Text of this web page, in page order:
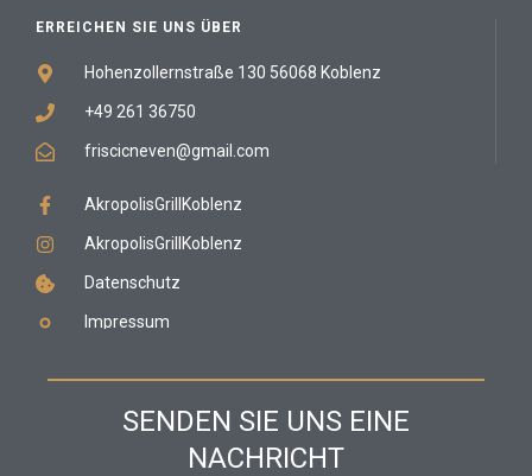
ERREICHEN SIE UNS ÜBER
Hohenzollernstraße 130 56068 Koblenz
+49 261 36750
friscicneven@gmail.com
AkropolisGrillKoblenz
AkropolisGrillKoblenz
Datenschutz
Impressum
SENDEN SIE UNS EINE
NACHRICHT